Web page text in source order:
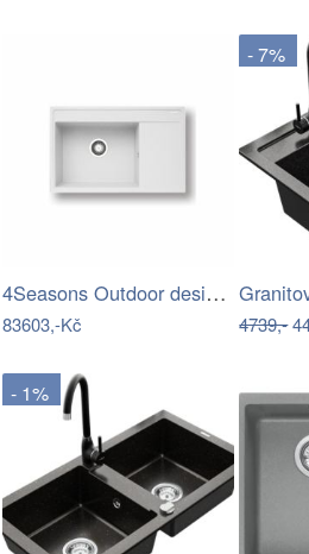
4Seasons Outdoor designové zahradní…
83603,-Kč
- 7%
4739,-
- 1%